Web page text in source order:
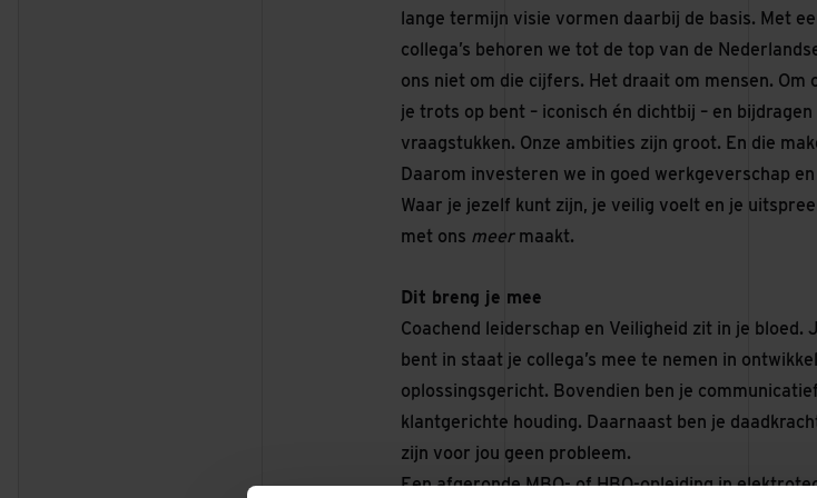
lange termijn visie vormen daarbij de basis. Met
collega’s behoren we tot de top van de
ons niet om die cijfers. Het draait om mensen. Om
je trots op bent – iconisch én dichtbij – en
vraagstukken. Onze ambities zijn groot. En die
Daarom investeren we in goed werkgeverschap
Waar je jezelf kunt zijn, je veilig voelt en je
met ons meermaakt.
Dit breng je mee
Coachend leiderschap en Veiligheid zit in je
bent in staat je collega’s mee te nemen in
oplossingsgericht. Bovendien ben je
klantgerichte houding. Daarnaast ben je
zijn voor jou geen probleem.
Een afgeronde MBO- of HBO-opleiding in